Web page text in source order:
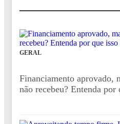
GERAL
Financiamento aprovado,
não recebeu? Entenda por